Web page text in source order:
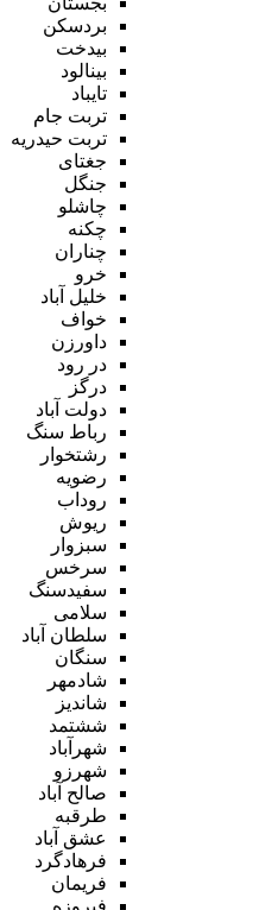
بردسکن
بیدخت
بینالود
تایباد
تربت جام
تربت حیدریه
جغتای
جنگل
چاشلو
چکنه
چناران
خرو
خلیل آباد
خواف
داورزن
در رود
درگز
دولت آباد
رباط سنگ
رشتخوار
رضویه
روداب
ریوش
سبزوار
سرخس
سفیدسنگ
سلامی
سلطان آباد
سنگان
شادمهر
شاندیز
ششتمد
شهرآباد
شهرزو
صالح آباد
طرقبه
عشق آباد
فرهادگرد
فریمان
فیروزه